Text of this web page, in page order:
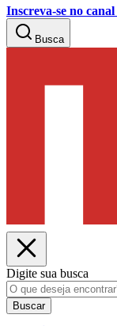
Inscreva-se no canal
Busca
Digite sua busca
Buscar